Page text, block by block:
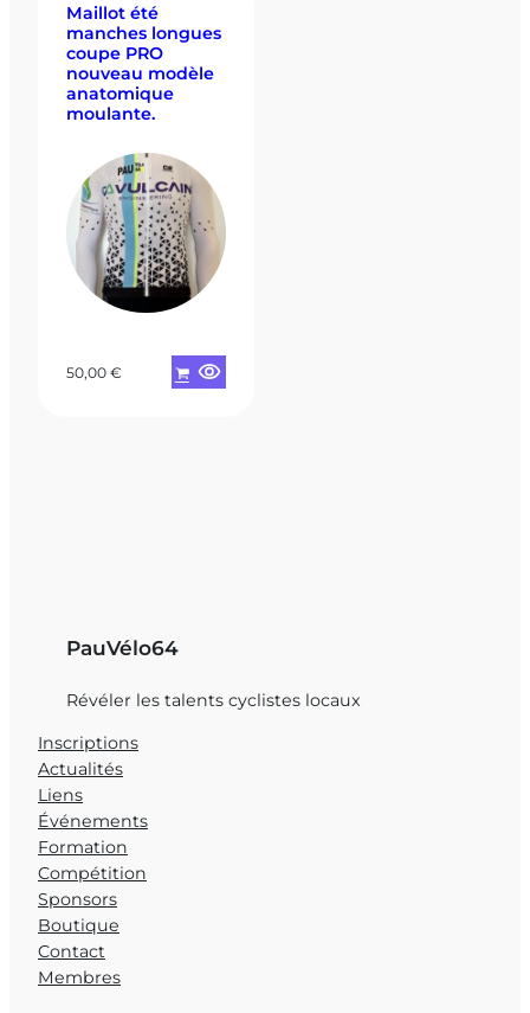
Maillot été
manches longues
coupe PRO
nouveau modèle
anatomique
moulante.
50,00 €
PauVélo64
Révéler les talents cyclistes locaux
Inscriptions
Actualités
Liens
Événements
Formation
Compétition
Sponsors
Boutique
Contact
Membres